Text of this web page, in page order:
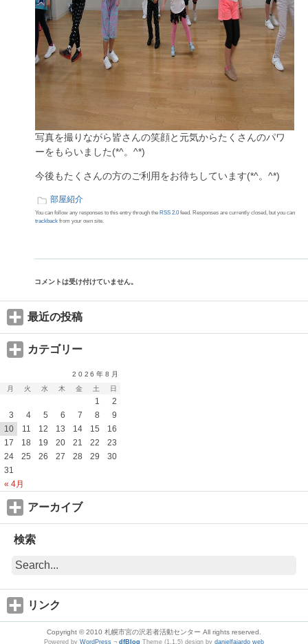
写真を撮りながら皆さんの笑顔と元気からたくさんのパワ
ーをもらいました(*^。^*)
今後もたくさんの方のご利用をお待ちしています(*^。^*)
部屋紹介
You can follow any responses to this entry through the RSS 2.0 feed. Responses are currently closed, but you can
trackback from your own site.
コメントは受け付けていません。
最近の投稿
カテゴリー
2026年8月
月
火 水 木 金 土 日
« 4月
1
2
3
4 5 6 7 8
9
10
11 12 13 14 15
16
17
18 19 20 21 22
23
24
25 26 27 28 29
30
31
アーカイブ
検索
リンク
Copyright © 2010 札幌市宮の沢若者活動センター All rights reserved.
Powered by WordPress ¬ dfBlog Theme (1.1.5) design by danielfajardo web